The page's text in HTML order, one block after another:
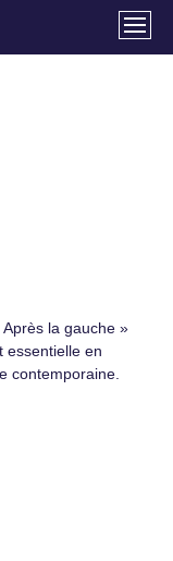
Après la gauche »
essentielle en
contemporaine.